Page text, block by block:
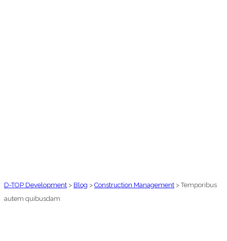
D-TOP Development > Blog > Construction Management >Temporibus
autem quibusdam